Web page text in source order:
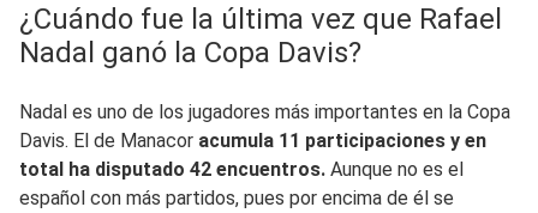
¿Cuándo fue la última vez que Rafael
Nadal ganó la Copa Davis?
Nadal es uno de los jugadores más importantes en la Copa
Davis. El de Manacor acumula 11 participaciones y en
total ha disputado 42 encuentros. Aunque no es el
español con más partidos, pues por encima de él se